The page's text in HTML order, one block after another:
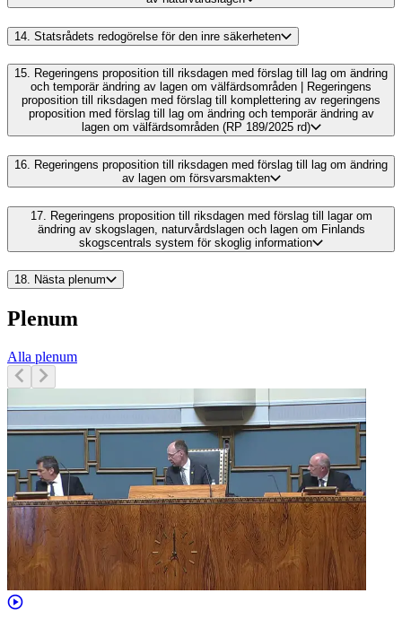
14. Statsrådets redogörelse för den inre säkerheten
15. Regeringens proposition till riksdagen med förslag till lag om ändring
och temporär ändring av lagen om välfärdsområden | Regeringens
proposition till riksdagen med förslag till komplettering av regeringens
proposition med förslag till lag om ändring och temporär ändring av
lagen om välfärdsområden (RP 189/2025 rd)
16.
Regeringens proposition till riksdagen med förslag till lag om ändring
av lagen om försvarsmakten
17. Regeringens proposition till riksdagen med förslag till lagar om
ändring av skogslagen, naturvårdslagen och lagen om Finlands
skogscentrals system för skoglig information
18. Nästa plenum
Plenum
Alla plenum